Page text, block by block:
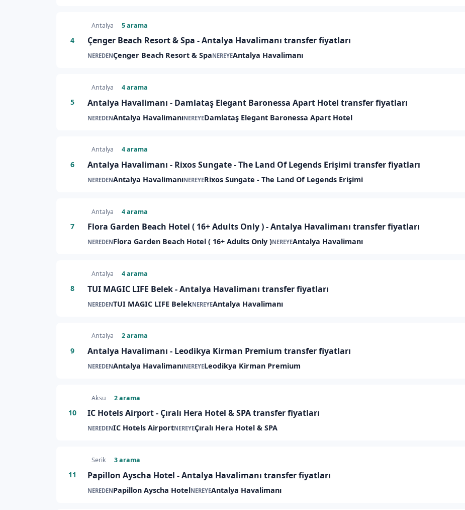
4
Antalya 5 arama
Çenger Beach Resort & Spa - Antalya Havalimanı transfer fiyatları
NEREDENÇenger Beach Resort & SpaNEREYEAntalya Havalimanı
5
Antalya 4 arama
Antalya Havalimanı - Damlataş Elegant Baronessa Apart Hotel transfer fiyatları
NEREDENAntalya HavalimanıNEREYEDamlataş Elegant Baronessa Apart Hotel
6
Antalya 4 arama
Antalya Havalimanı - Rixos Sungate - The Land Of Legends Erişimi transfer fiyatları
NEREDENAntalya HavalimanıNEREYERixos Sungate - The Land Of Legends Erişimi
7
Antalya 4 arama
Flora Garden Beach Hotel ( 16+ Adults Only ) - Antalya Havalimanı transfer fiyatları
NEREDENFlora Garden Beach Hotel ( 16+ Adults Only )NEREYEAntalya Havalimanı
8
Antalya 4 arama
TUI MAGIC LIFE Belek - Antalya Havalimanı transfer fiyatları
NEREDENTUI MAGIC LIFE BelekNEREYEAntalya Havalimanı
9
Antalya 2 arama
Antalya Havalimanı - Leodikya Kirman Premium transfer fiyatları
NEREDENAntalya HavalimanıNEREYELeodikya Kirman Premium
10
Aksu 2 arama
IC Hotels Airport - Çıralı Hera Hotel & SPA transfer fiyatları
NEREDENIC Hotels AirportNEREYEÇıralı Hera Hotel & SPA
11
Serik 3 arama
Papillon Ayscha Hotel - Antalya Havalimanı transfer fiyatları
NEREDENPapillon Ayscha HotelNEREYEAntalya Havalimanı